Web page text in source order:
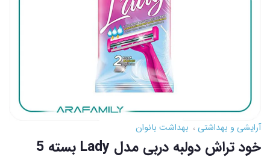
آرایشی و بهداشتی بهداشت بانوان
خود تراش دولبه دربی مدل Lady بسته 5